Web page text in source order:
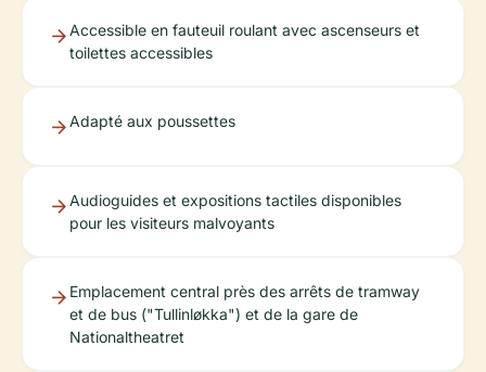
Accessible en fauteuil roulant avec ascenseurs et
toilettes accessibles
Adapté aux poussettes
Audioguides et expositions tactiles disponibles
pour les visiteurs malvoyants
Emplacement central près des arrêts de tramway
et de bus ("Tullinløkka") et de la gare de
Nationaltheatret